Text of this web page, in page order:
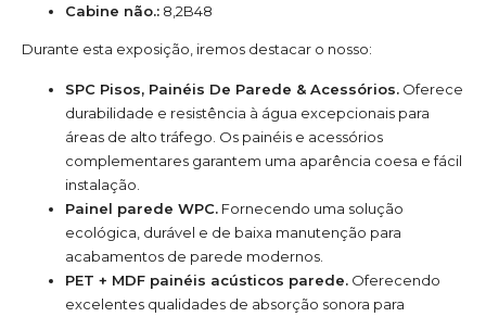
Cabine não.: 8,2B48
Durante esta exposição, iremos destacar o nosso:
SPC Pisos, Painéis De Parede & Acessórios. Oferece
durabilidade e resistência à água excepcionais para
áreas de alto tráfego. Os painéis e acessórios
complementares garantem uma aparência coesa e fácil
instalação.
Painel parede WPC. Fornecendo uma solução
ecológica, durável e de baixa manutenção para
acabamentos de parede modernos.
PET + MDF painéis acústicos parede. Oferecendo
excelentes qualidades de absorção sonora para